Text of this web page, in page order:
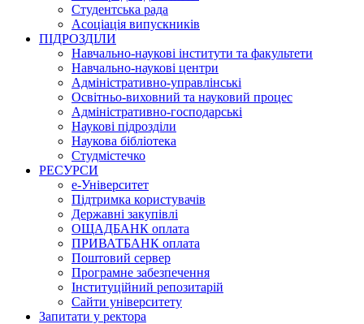
Студентська рада
Асоціація випускників
ПІДРОЗДІЛИ
Навчально-наукові інститути та факультети
Навчально-наукові центри
Адміністративно-управлінські
Освітньо-виховний та науковий процес
Адміністративно-господарські
Наукові підрозділи
Наукова бібліотека
Студмістечко
РЕСУРСИ
е-Університет
Підтримка користувачів
Державні закупівлі
ОЩАДБАНК оплата
ПРИВАТБАНК оплата
Поштовий сервер
Програмне забезпечення
Інституційний репозитарій
Сайти університету
Запитати у ректора